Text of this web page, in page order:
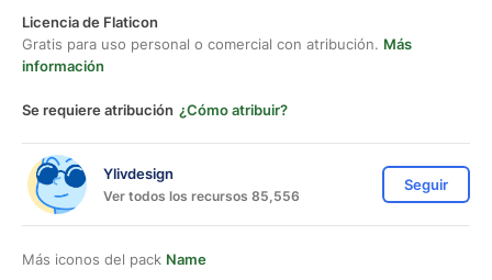
Licencia de Flaticon
Gratis para uso personal o comercial con atribución. Más
información
Se requiere atribución ¿Cómo atribuir?
Ylivdesign
Ver todos los recursos 85,556
Seguir
Más iconos del pack Name